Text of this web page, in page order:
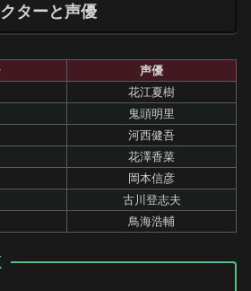
ターと声優
声優
花江夏樹
鬼頭明里
河西健吾
花澤香菜
岡本信彦
古川登志夫
鳥海浩輔